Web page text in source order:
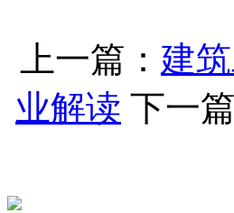
上一篇： 建
业解读 下一篇